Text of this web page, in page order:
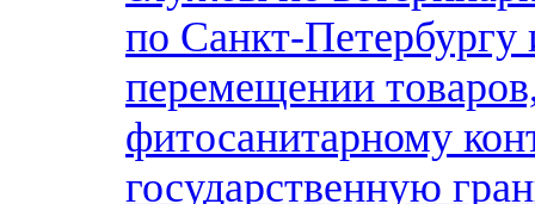
по Санкт-Петербургу
перемещении
фитосанитарному
государственную